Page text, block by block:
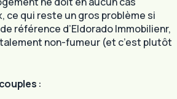
ce qui reste un gros problème si
référence d’Eldorado Immobilienr,
non-fumeur (et c’est plutôt
: